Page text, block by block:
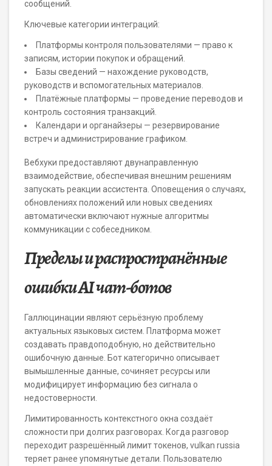
сообщений.
Ключевые категории интеграций:
Платформы контроля пользователями — право к
записям, истории покупок и обращений.
Базы сведений — нахождение руководств,
руководств и вспомогательных материалов.
Платёжные платформы — проведение переводов и
контроль состояния транзакций.
Календари и органайзеры — резервирование
встреч и администрирование графиком.
Вебхуки предоставляют двунаправленную
взаимодействие, обеспечивая внешним решениям
запускать реакции ассистента. Оповещения о случаях,
обновлениях положений или новых сведениях
автоматически включают нужные алгоритмы
коммуникации с собеседником.
Пределы и распространённые
ошибки AI чат-ботов
Галлюцинации являют серьёзную проблему
актуальных языковых систем. Платформа может
создавать правдоподобную, но действительно
ошибочную данные. Бот категорично описывает
вымышленные данные, сочиняет ресурсы или
модифицирует информацию без сигнала о
недостоверности.
Лимитированность контекстного окна создаёт
сложности при долгих разговорах. Когда разговор
переходит разрешённый лимит токенов, vulkan russia
теряет ранее упомянутые детали. Пользователю